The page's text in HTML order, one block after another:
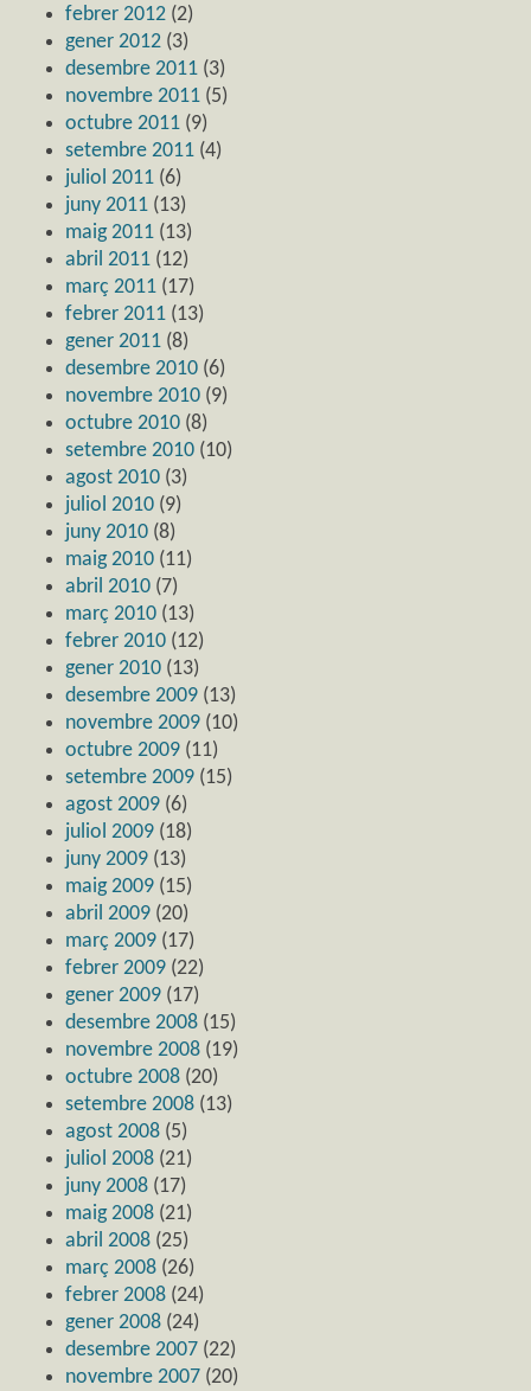
febrer 2012 (2)
gener 2012 (3)
desembre 2011 (3)
novembre 2011 (5)
octubre 2011 (9)
setembre 2011 (4)
juliol 2011 (6)
juny 2011 (13)
maig 2011 (13)
abril 2011 (12)
març 2011 (17)
febrer 2011 (13)
gener 2011 (8)
desembre 2010 (6)
novembre 2010 (9)
octubre 2010 (8)
setembre 2010 (10)
agost 2010 (3)
juliol 2010 (9)
juny 2010 (8)
maig 2010 (11)
abril 2010 (7)
març 2010 (13)
febrer 2010 (12)
gener 2010 (13)
desembre 2009 (13)
novembre 2009 (10)
octubre 2009 (11)
setembre 2009 (15)
agost 2009 (6)
juliol 2009 (18)
juny 2009 (13)
maig 2009 (15)
abril 2009 (20)
març 2009 (17)
febrer 2009 (22)
gener 2009 (17)
desembre 2008 (15)
novembre 2008 (19)
octubre 2008 (20)
setembre 2008 (13)
agost 2008 (5)
juliol 2008 (21)
juny 2008 (17)
maig 2008 (21)
abril 2008 (25)
març 2008 (26)
febrer 2008 (24)
gener 2008 (24)
desembre 2007 (22)
novembre 2007 (20)